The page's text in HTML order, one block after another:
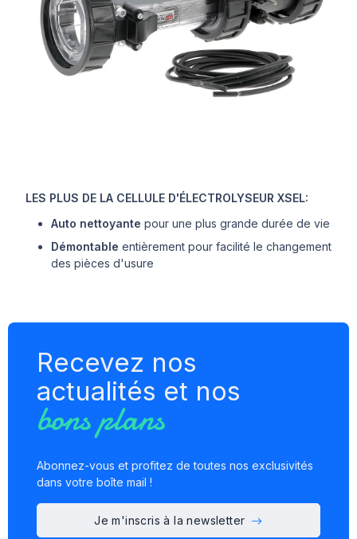
LES PLUS DE LA CELLULE D'ÉLECTROLYSEUR XSEL:
Auto nettoyante pour une plus grande durée de vie
Démontable entièrement pour facilité le changement
des pièces d'usure
Recevez nos
actualités et nos
bons plans
Abonnez-vous et profitez de toutes nos exclusivités
dans votre boîte mail !
Je m'inscris à la newsletter